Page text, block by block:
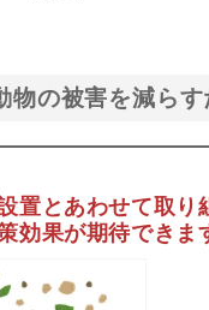
物の被害を減らす
置とあわせて取り
効果が期待できま